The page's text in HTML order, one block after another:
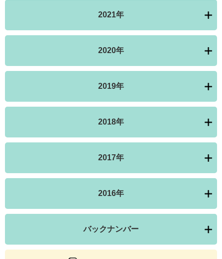
2021年
2020年
2019年
2018年
2017年
2016年
バックナンバー